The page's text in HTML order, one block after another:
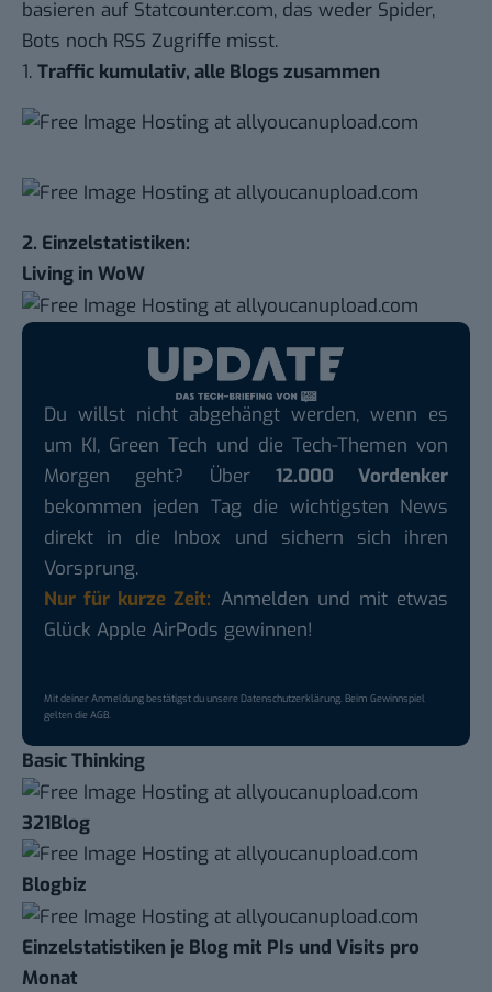
basieren auf Statcounter.com, das weder Spider,
Bots noch RSS Zugriffe misst.
1. Traffic kumulativ, alle Blogs zusammen
2. Einzelstatistiken:
Living in WoW
Du willst nicht abgehängt werden, wenn es
um KI, Green Tech und die Tech-Themen von
Morgen geht? Über 12.000 Vordenker
bekommen jeden Tag die wichtigsten News
direkt in die Inbox und sichern sich ihren
Vorsprung.
Nur für kurze Zeit: Anmelden und mit etwas
Glück Apple AirPods gewinnen!
Mit deiner Anmeldung bestätigst du unsere Datenschutzerklärung. Beim Gewinnspiel
gelten dieAGB.
Basic Thinking
321Blog
Blogbiz
Einzelstatistiken je Blog mit PIs und Visits pro
Monat